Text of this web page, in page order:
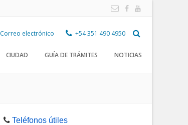
Correo electrónico +54 351 490 4950
CIUDAD GUÍA DE TRÁMITES NOTICIAS
Teléfonos útiles